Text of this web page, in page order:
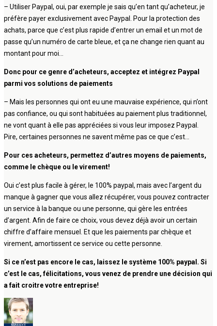
– Utiliser Paypal, oui, par exemple je sais qu’en tant qu’acheteur, je
préfère payer exclusivement avec Paypal. Pour la protection des
achats, parce que c’est plus rapide d’entrer un email et un mot de
passe qu’un numéro de carte bleue, et ça ne change rien quant au
montant pour moi…
Donc pour ce genre d’acheteurs, acceptez et intégrez Paypal
parmi vos solutions de paiements
– Mais les personnes qui ont eu une mauvaise expérience, qui n’ont
pas confiance, ou qui sont habituées au paiement plus traditionnel,
ne vont quant à elle pas appréciées si vous leur imposez Paypal.
Pire, certaines personnes ne savent même pas ce que c’est…
Pour ces acheteurs, permettez d’autres moyens de paiements,
comme le chèque ou le virement!
Oui c’est plus facile à gérer, le 100% paypal, mais avec l’argent du
manque à gagner que vous allez récupérer, vous pouvez contracter
un service à la banque ou une personne, qui gère les entrées
d’argent. Afin de faire ce choix, vous devez déjà avoir un certain
chiffre d’affaire mensuel. Et que les paiements par chèque et
virement, amortissent ce service ou cette personne.
Si ce n’est pas encore le cas, laissez le système 100% paypal. Si
c’est le cas, félicitations, vous venez de prendre une décision qui
a fait croitre votre entreprise!